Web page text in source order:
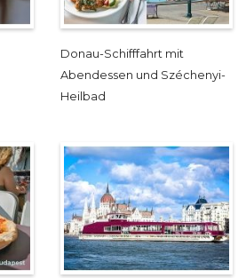
Donau-Schifffahrt mit
Abendessen und Széchenyi-
Heilbad